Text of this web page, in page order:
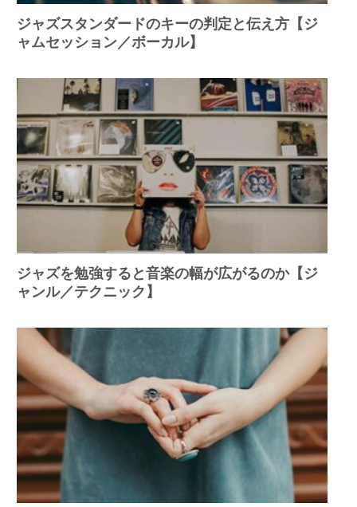
ジャズスタンダードのキーの判定と伝え方【ジ
ャムセッション／ボーカル】
ジャズを勉強すると音楽の幅が広がるのか【ジ
ャンル／テクニック】